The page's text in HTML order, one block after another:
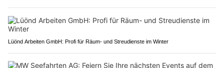
Lüönd Arbeiten GmbH: Profi für Räum- und Streudienste im Winter